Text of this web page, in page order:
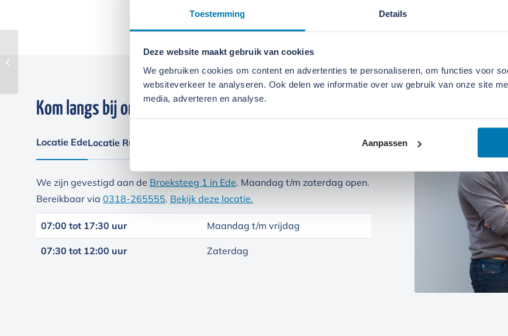
Toestemming Details
Deze website maakt gebruik van cookies
We gebruiken cookies om content en advertenties te personaliseren, om functies voor
websiteverkeer te analyseren. Ook delen we informatie over uw gebruik van onze site
media, adverteren en analyse.
Aanpassen
Kom langs bij onze locaties
Locatie EdeLocatie Ruinerwold
We zijn gevestigd aan de Broeksteeg 1 in Ede. Maandag t/m zaterdag open.
Bereikbaar via 0318-265555. Bekijk deze locatie.
07:00 tot 17:30 uur Maandag t/m vrijdag
07:30 tot 12:00 uur Zaterdag